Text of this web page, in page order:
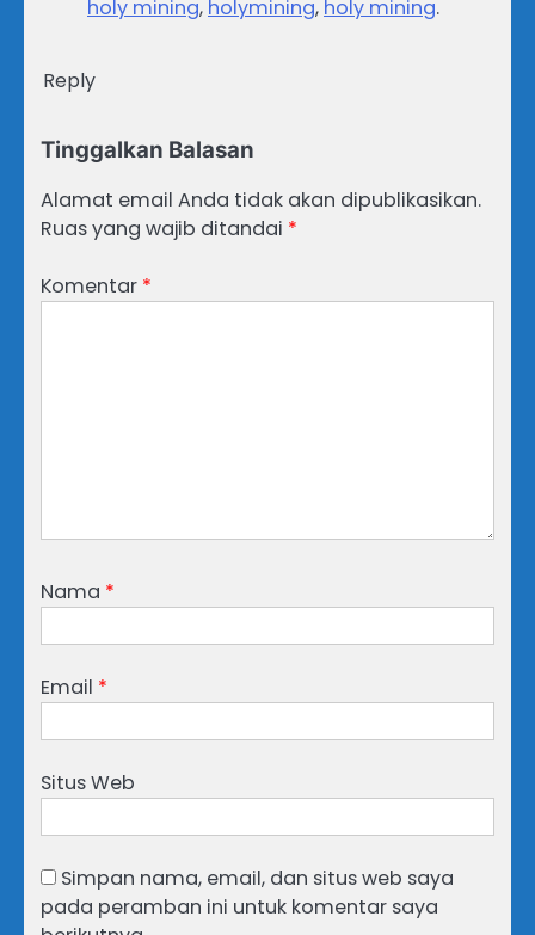
holy mining, holymining, holy mining.
Reply
Tinggalkan Balasan
Alamat email Anda tidak akan dipublikasikan.
Ruas yang wajib ditandai *
Komentar *
Nama *
Email *
Situs Web
Simpan nama, email, dan situs web saya
pada peramban ini untuk komentar saya